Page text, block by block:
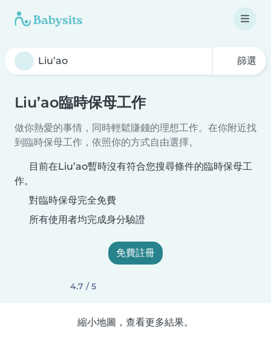
篩選
Liu’ao臨時保母工作
做你熱愛的事情，同時輕鬆賺錢的理想工作。在你附近找
到臨時保母工作，依照你的方式自由選擇。
目前在Liu’ao暫時沒有符合您搜尋條件的臨時保母工
作。
對臨時保母完全免費
所有使用者均完成身分驗證
免費註冊
4.7 / 5
縮小地圖，查看更多結果。